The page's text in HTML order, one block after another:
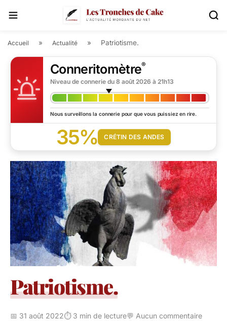
Accueil » Actualité » Patriotisme.
Conneritomètre®
Niveau de connerie du 8 août 2026 à 21h13
Nous surveillons la connerie pour que vous puissiez en rire.
35% CRÉTIN DES ANDES
Patriotisme.
📅 31 août 2022⏱️ 3 min de lecture💬 Aucun commentaire